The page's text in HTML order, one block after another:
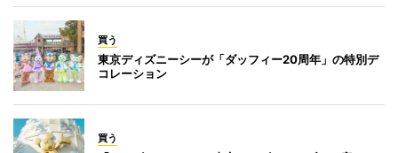
買う
東京ディズニーシーが「ダッフィー20周年」の特別デ
コレーション
買う